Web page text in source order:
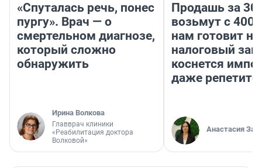
«Спуталась речь, понес
пургу». Врач — о
смертельном диагнозе,
который сложно
обнаружить
Ирина Волкова
Главврач клиники
«Реабилитация доктора
Волковой»
Продашь за
возьмут с
нам готовит
налоговый
коснется
даже
Анастасия